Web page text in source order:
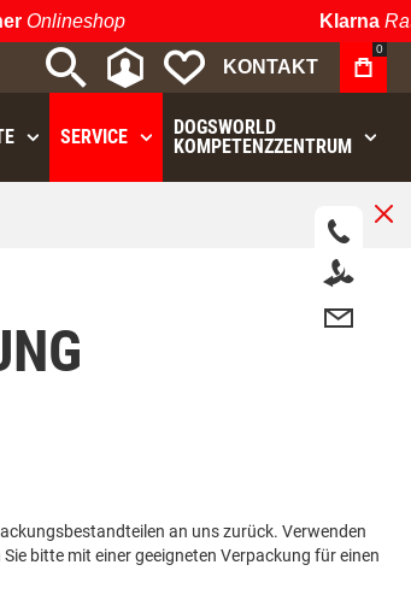
Klarna
MEIN KONTO
MEINE
KONTAKT
0
SERVICE
DOGSWORLD
KOMPETENZZENTRUM
an uns zurück. Verwenden
bitte mit einer geeigneten Verpackung für einen